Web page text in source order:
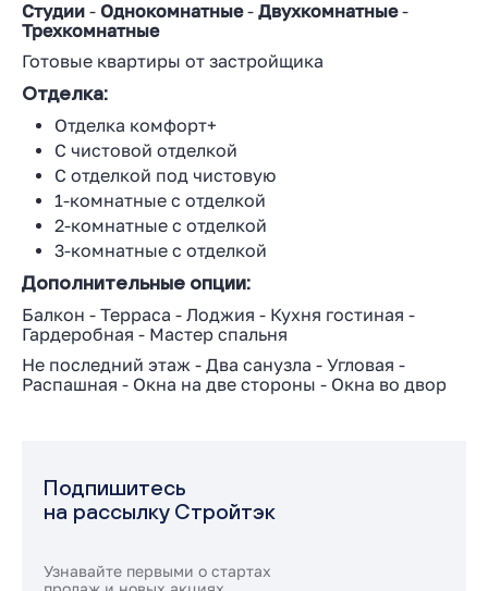
Студии - Однокомнатные- Двухкомнатные-
Трехкомнатные
Готовые квартиры от застройщика
Отделка:
Отделка комфорт+
С чистовой отделкой
С отделкой под чистовую
1-комнатные с отделкой
2-комнатные с отделкой
3-комнатные с отделкой
Дополнительные опции:
Балкон - Терраса - Лоджия - Кухня гостиная -
Гардеробная - Мастер спальня
Не последний этаж - Два санузла - Угловая -
Распашная - Окна на две стороны - Окна во двор
Подпишитесь
на рассылку Стройтэк
Узнавайте первыми о стартах